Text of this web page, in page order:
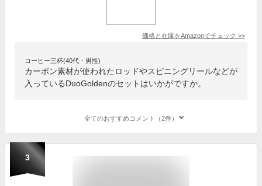
価格と在庫をAmazonでチェック >>
コーヒー三杯(40代・男性)
カーボン素材が使われたロッドやスピニングリールなどが
入っているDuoGoldenのセットはいかがですか。
全てのおすすめコメント（2件）
3